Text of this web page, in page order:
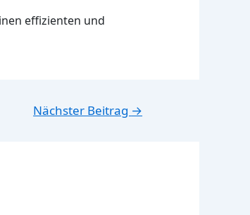
effizienten und
Nächster Beitrag →